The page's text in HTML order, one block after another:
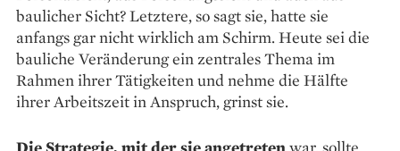
baulicher Sicht? Letztere, so sagt sie, hatte sie
anfangs gar nicht wirklich am Schirm. Heute sei die
bauliche Veränderung ein zentrales Thema im
Rahmen ihrer Tätigkeiten und nehme die Hälfte
ihrer Arbeitszeit in Anspruch, grinst sie.